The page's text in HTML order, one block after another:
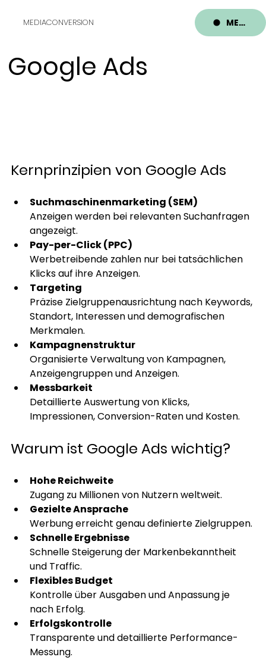
MEDIACONVERSION MENU
Kernprinzipien von Google Ads
Suchmaschinenmarketing (SEM)
Anzeigen werden bei relevanten Suchanfragen
angezeigt.
Pay-per-Click (PPC)
Werbetreibende zahlen nur bei tatsächlichen
Klicks auf ihre Anzeigen.
Targeting
Präzise Zielgruppenausrichtung nach Keywords,
Standort, Interessen und demografischen
Merkmalen.
Kampagnenstruktur
Organisierte Verwaltung von Kampagnen,
Anzeigengruppen und Anzeigen.
Messbarkeit
Detaillierte Auswertung von Klicks,
Impressionen, Conversion-Raten und Kosten.
Warum ist Google Ads wichtig?
Hohe Reichweite
Zugang zu Millionen von Nutzern weltweit.
Gezielte Ansprache
Werbung erreicht genau definierte Zielgruppen.
Schnelle Ergebnisse
Schnelle Steigerung der Markenbekanntheit
und Traffic.
Flexibles Budget
Kontrolle über Ausgaben und Anpassung je
nach Erfolg.
Erfolgskontrolle
Transparente und detaillierte Performance-
Messung.
Google Ads